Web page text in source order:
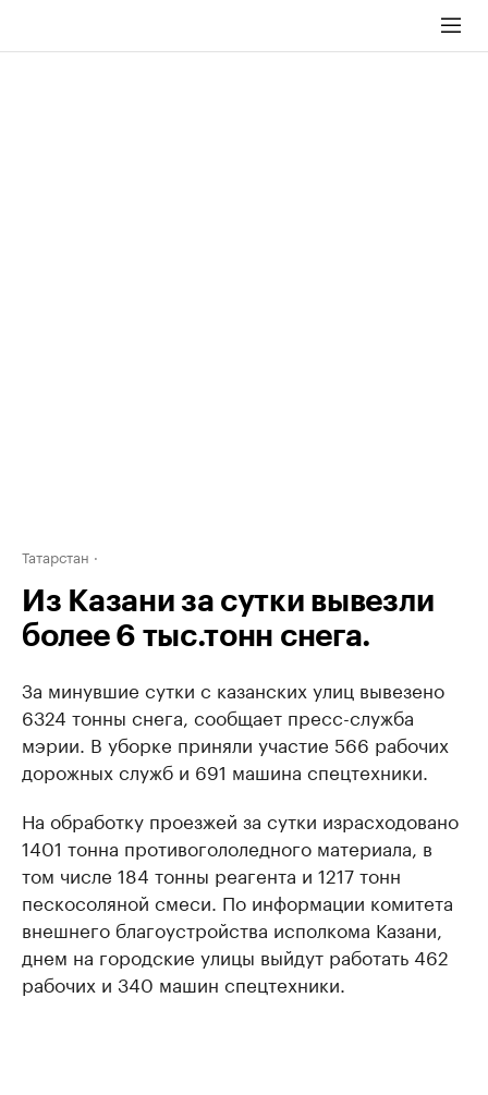
Татарстан
Из Казани за сутки вывезли
более 6 тыс.тонн снега.
За минувшие сутки с казанских улиц вывезено
6324 тонны снега, сообщает пресс-служба
мэрии. В уборке приняли участие 566 рабочих
дорожных служб и 691 машина спецтехники.
На обработку проезжей за сутки израсходовано
1401 тонна противогололедного материала, в
том числе 184 тонны реагента и 1217 тонн
пескосоляной смеси. По информации комитета
внешнего благоустройства исполкома Казани,
днем на городские улицы выйдут работать 462
рабочих и 340 машин спецтехники.